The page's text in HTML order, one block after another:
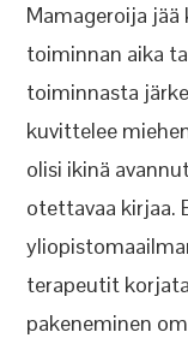
Mamageroija jää
toiminnan aika
toiminnasta
kuvittelee
olisi ikinä
otettavaa kirjaa.
terapeutit
pakeneminen